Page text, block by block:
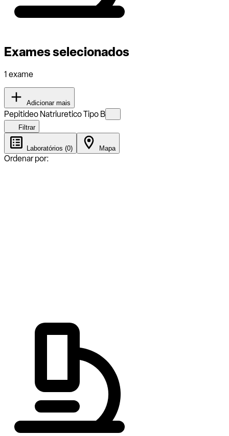
Exames selecionados
1 exame
Adicionar mais
Pepitideo Natriuretico Tipo B
Filtrar
Laboratórios (0) Mapa
Ordenar por: